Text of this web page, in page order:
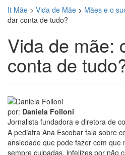
It Mãe > Vida de Mãe > Mães e o
dar conta de tudo?
Vida de mãe:
conta de
por: Daniela Folloni
Jornalista fundadora e diretora de
A pediatra Ana Escobar fala sobre
ansiedade que pode fazer com que
sempre culpadas, infelizes por não